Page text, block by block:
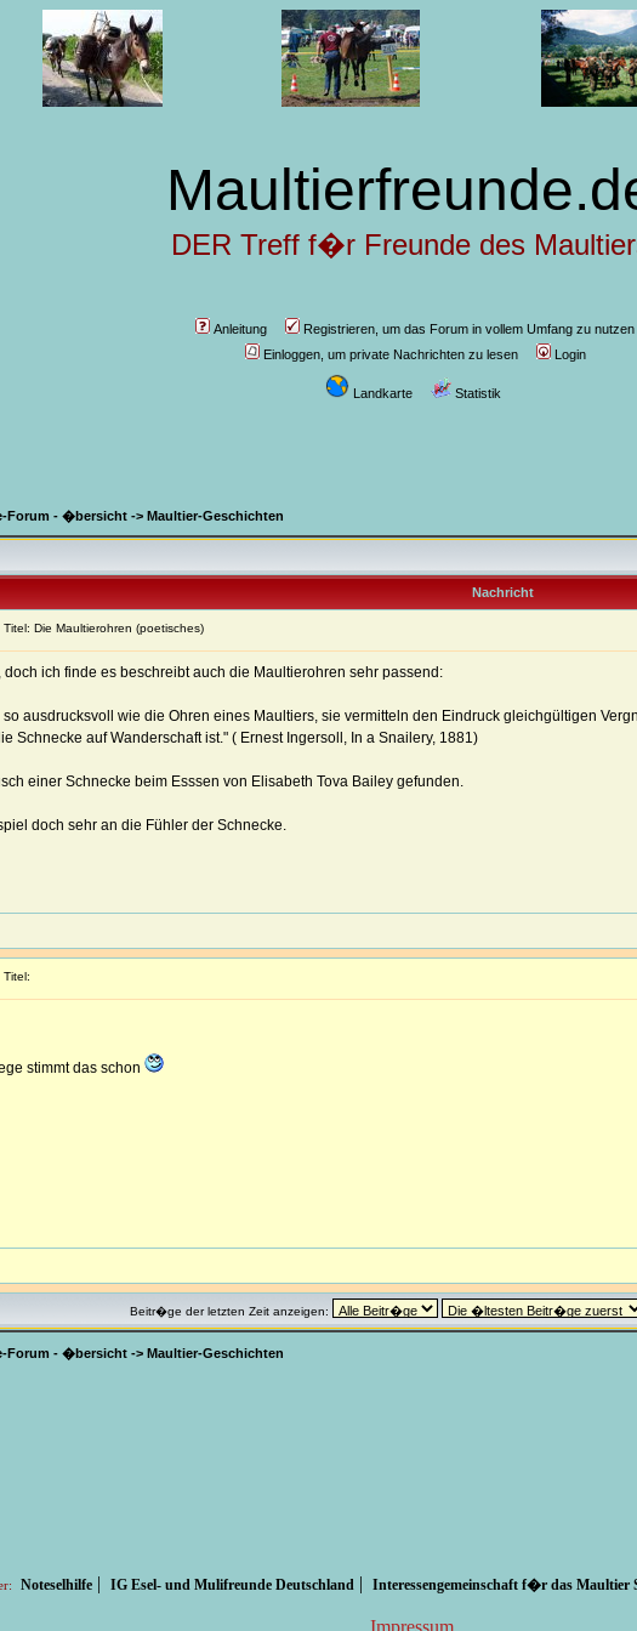
DER Treff f�r Freunde des
Anleitung
Registrieren, um das Forum in vollem Umfang zu nutzen
Einloggen, um private Nachrichten zu lesen
Login
Landkarte Statistik
Forum - �bersicht -> Maultier-Geschichten
Nachricht
Titel: Die Maultierohren (poetisches)
ich finde es beschreibt auch die Maultierohren sehr passend:
ausdrucksvoll wie die Ohren eines Maultiers, sie vermitteln den Eindruck gleichgültigen
Schnecke auf Wanderschaft ist." ( Ernest Ingersoll, In a Snailery, 1881)
einer Schnecke beim Esssen von Elisabeth Tova Bailey gefunden.
doch sehr an die Fühler der Schnecke.
Titel:
stimmt das schon
Beitr�ge der letzten Zeit anzeigen:
Forum - �bersicht -> Maultier-Geschichten
Noteselhilfe | IG Esel- und Mulifreunde Deutschland | Interessengemeinschaft f�r das Maultier
Impressum